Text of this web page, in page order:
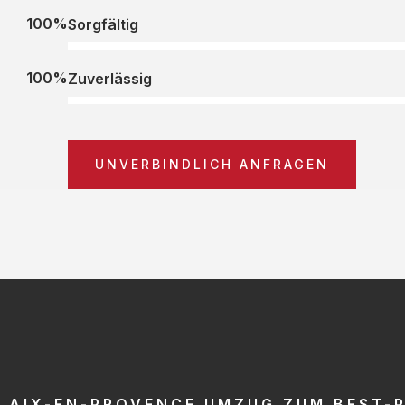
Sorgfältig
100%
Zuverlässig
100%
UNVERBINDLICH ANFRAGEN